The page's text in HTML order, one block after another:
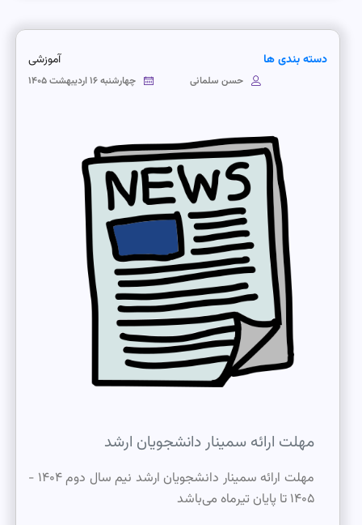
دسته بندی ها آموزشی
چهارشنبه ۱۶ اردیبهشت ۱۴۰۵ حسن سلمانی
مهلت ارائه سمینار دانشجویان ارشد
مهلت ارائه سمینار دانشجویان ارشد نیم سال دوم ۱۴۰۴ -
۱۴۰۵ تا پایان تیرماه می‌باشد